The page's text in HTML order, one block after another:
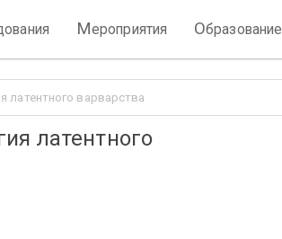
Мероприятия Образование
латентного варварства
латентного